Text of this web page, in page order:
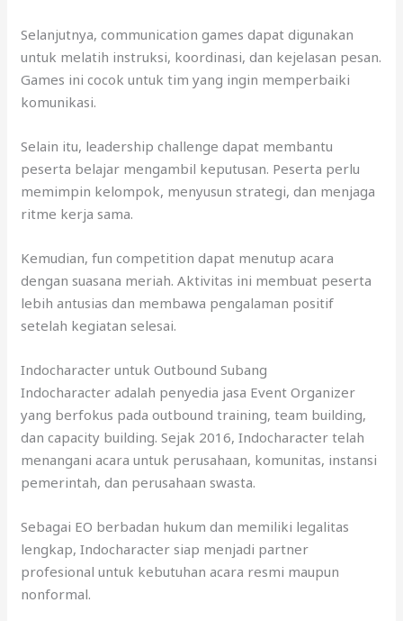
Selanjutnya, communication games dapat digunakan
untuk melatih instruksi, koordinasi, dan kejelasan pesan.
Games ini cocok untuk tim yang ingin memperbaiki
komunikasi.
Selain itu, leadership challenge dapat membantu
peserta belajar mengambil keputusan. Peserta perlu
memimpin kelompok, menyusun strategi, dan menjaga
ritme kerja sama.
Kemudian, fun competition dapat menutup acara
dengan suasana meriah. Aktivitas ini membuat peserta
lebih antusias dan membawa pengalaman positif
setelah kegiatan selesai.
Indocharacter untuk Outbound Subang
Indocharacter adalah penyedia jasa Event Organizer
yang berfokus pada outbound training, team building,
dan capacity building. Sejak 2016, Indocharacter telah
menangani acara untuk perusahaan, komunitas, instansi
pemerintah, dan perusahaan swasta.
Sebagai EO berbadan hukum dan memiliki legalitas
lengkap, Indocharacter siap menjadi partner
profesional untuk kebutuhan acara resmi maupun
nonformal.